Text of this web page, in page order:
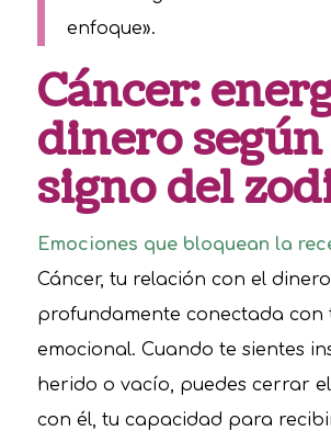
enfoque».
Cáncer:
dinero
signo del
Emociones que bloquean la
Cáncer, tu relación con el
profundamente conectada con
emocional. Cuando te sientes
herido o vacío, puedes cerrar
con él, tu capacidad para